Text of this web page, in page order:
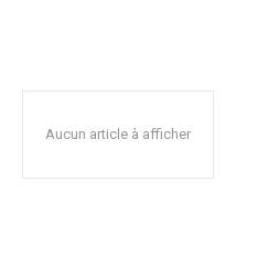
Aucun article à afficher